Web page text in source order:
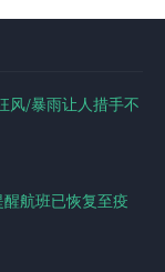
风/暴雨让人措手不
航班已恢复至疫